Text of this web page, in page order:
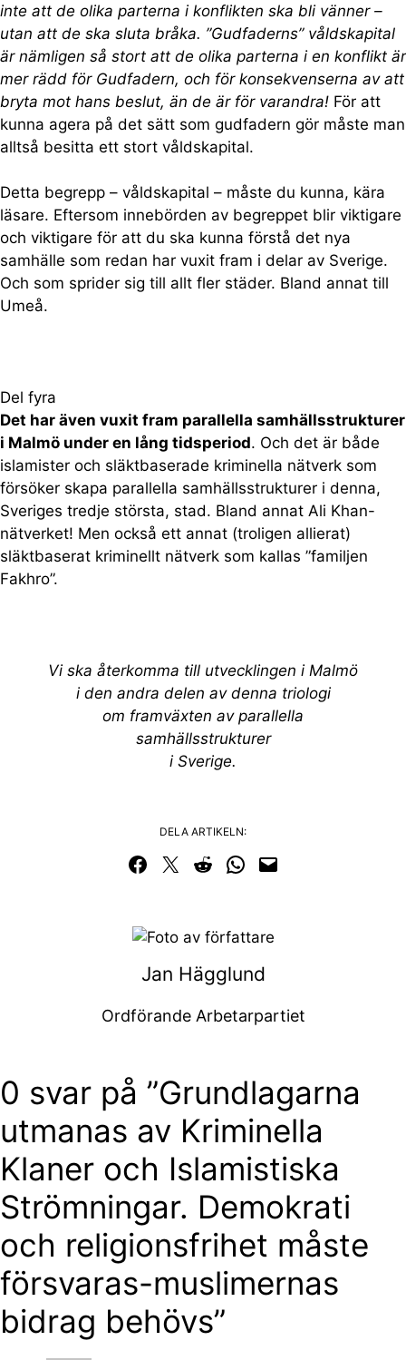
inte att de olika parterna i konflikten ska bli vänner –
utan att de ska sluta bråka. ”Gudfaderns” våldskapital
är nämligen så stort att de olika parterna i en konflikt är
mer rädd för Gudfadern, och för konsekvenserna av att
bryta mot hans beslut, än de är för varandra! För att
kunna agera på det sätt som gudfadern gör måste man
alltså besitta ett stort våldskapital.
Detta begrepp – våldskapital – måste du kunna, kära
läsare. Eftersom innebörden av begreppet blir viktigare
och viktigare för att du ska kunna förstå det nya
samhälle som redan har vuxit fram i delar av Sverige.
Och som sprider sig till allt fler städer. Bland annat till
Umeå.
Del fyra
Det har även vuxit fram parallella samhällsstrukturer
i Malmö under en lång tidsperiod. Och det är både
islamister och släktbaserade kriminella nätverk som
försöker skapa parallella samhällsstrukturer i denna,
Sveriges tredje största, stad. Bland annat Ali Khan-
nätverket! Men också ett annat (troligen allierat)
släktbaserat kriminellt nätverk som kallas ”familjen
Fakhro”.
Vi ska återkomma till utvecklingen i Malmö
i den andra delen av denna triologi
om framväxten av parallella
samhällsstrukturer
i Sverige.
DELA ARTIKELN:
Dela på Facebook
Dela på Twitter
Dela på RedditDela i WhatsApp
Maila en länk
Jan Hägglund
Ordförande Arbetarpartiet
0 svar på ”Grundlagarna
utmanas av Kriminella
Klaner och Islamistiska
Strömningar. Demokrati
och religionsfrihet måste
försvaras-muslimernas
bidrag behövs”